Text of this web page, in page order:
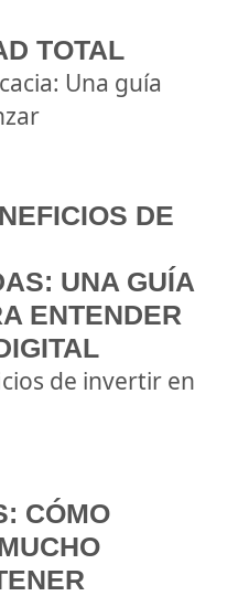
TOTAL
Una guía
DE
UNA GUÍA
ENTENDER
de invertir en
CÓMO